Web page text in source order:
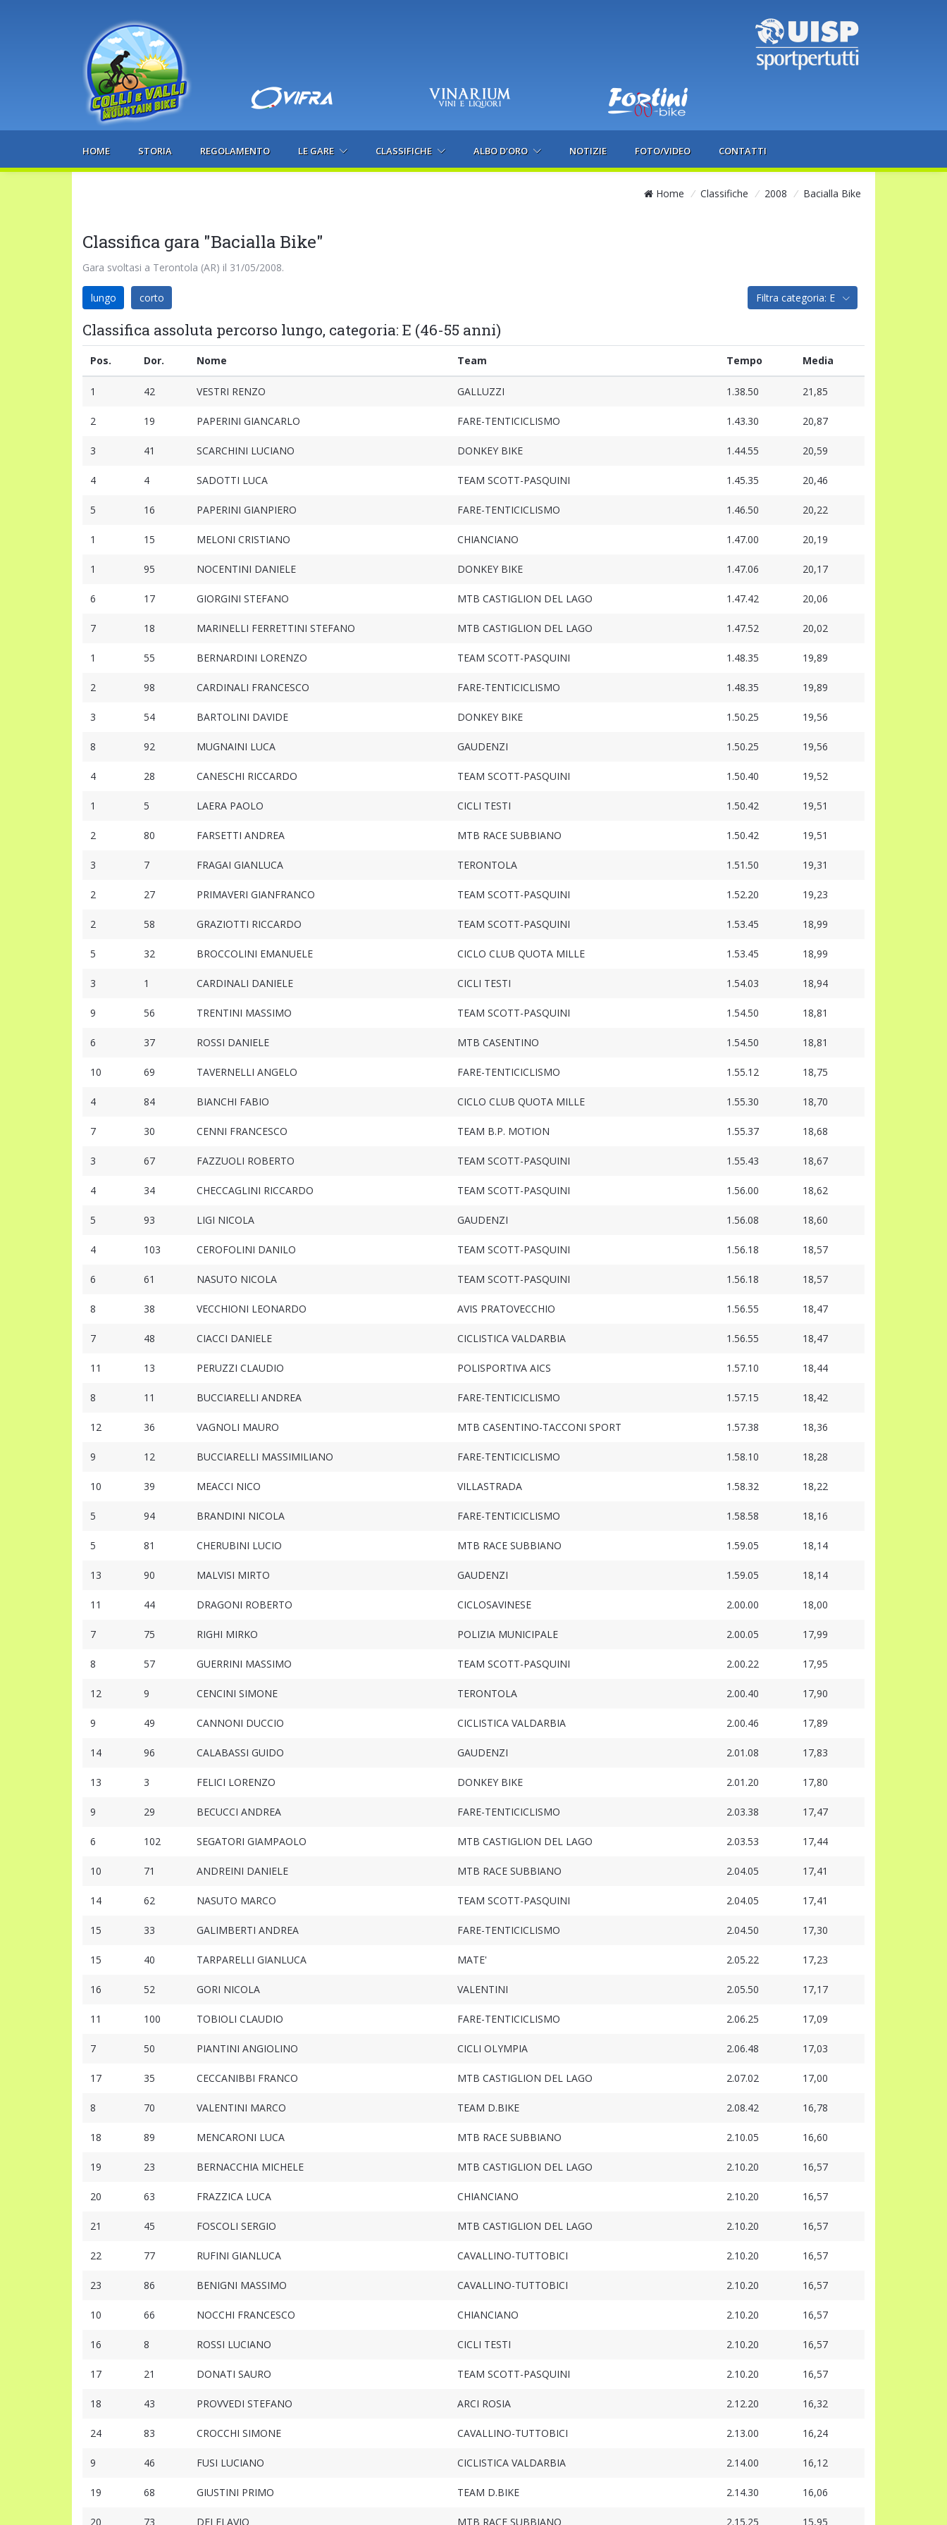
HOME STORIA REGOLAMENTO LE GARE CLASSIFICHE ALBO D'ORO NOTIZIE FOTO/VIDEO CONTATTI
Home / Classifiche / 2008 / Bacialla Bike
Classifica gara "Bacialla Bike"
Gara svoltasi a Terontola (AR) il 31/05/2008.
lungo corto Filtra categoria: E
Classifica assoluta percorso lungo, categoria: E (46-55 anni)
Pos. Dor. Nome Team Tempo Media
1 42 VESTRI RENZO GALLUZZI 1.38.50 21,85
2 19 PAPERINI GIANCARLO FARE-TENTICICLISMO 1.43.30 20,87
3 41 SCARCHINI LUCIANO DONKEY BIKE 1.44.55 20,59
4 4 SADOTTI LUCA TEAM SCOTT-PASQUINI 1.45.35 20,46
5 16 PAPERINI GIANPIERO FARE-TENTICICLISMO 1.46.50 20,22
1 15 MELONI CRISTIANO CHIANCIANO 1.47.00 20,19
1 95 NOCENTINI DANIELE DONKEY BIKE 1.47.06 20,17
6 17 GIORGINI STEFANO MTB CASTIGLION DEL LAGO 1.47.42 20,06
7 18 MARINELLI FERRETTINI STEFANO MTB CASTIGLION DEL LAGO 1.47.52 20,02
1 55 BERNARDINI LORENZO TEAM SCOTT-PASQUINI 1.48.35 19,89
2 98 CARDINALI FRANCESCO FARE-TENTICICLISMO 1.48.35 19,89
3 54 BARTOLINI DAVIDE DONKEY BIKE 1.50.25 19,56
8 92 MUGNAINI LUCA GAUDENZI 1.50.25 19,56
4 28 CANESCHI RICCARDO TEAM SCOTT-PASQUINI 1.50.40 19,52
1 5 LAERA PAOLO CICLI TESTI 1.50.42 19,51
2 80 FARSETTI ANDREA MTB RACE SUBBIANO 1.50.42 19,51
3 7 FRAGAI GIANLUCA TERONTOLA 1.51.50 19,31
2 27 PRIMAVERI GIANFRANCO TEAM SCOTT-PASQUINI 1.52.20 19,23
2 58 GRAZIOTTI RICCARDO TEAM SCOTT-PASQUINI 1.53.45 18,99
5 32 BROCCOLINI EMANUELE CICLO CLUB QUOTA MILLE 1.53.45 18,99
3 1 CARDINALI DANIELE CICLI TESTI 1.54.03 18,94
9 56 TRENTINI MASSIMO TEAM SCOTT-PASQUINI 1.54.50 18,81
6 37 ROSSI DANIELE MTB CASENTINO 1.54.50 18,81
10 69 TAVERNELLI ANGELO FARE-TENTICICLISMO 1.55.12 18,75
4 84 BIANCHI FABIO CICLO CLUB QUOTA MILLE 1.55.30 18,70
7 30 CENNI FRANCESCO TEAM B.P. MOTION 1.55.37 18,68
3 67 FAZZUOLI ROBERTO TEAM SCOTT-PASQUINI 1.55.43 18,67
4 34 CHECCAGLINI RICCARDO TEAM SCOTT-PASQUINI 1.56.00 18,62
5 93 LIGI NICOLA GAUDENZI 1.56.08 18,60
4 103 CEROFOLINI DANILO TEAM SCOTT-PASQUINI 1.56.18 18,57
6 61 NASUTO NICOLA TEAM SCOTT-PASQUINI 1.56.18 18,57
8 38 VECCHIONI LEONARDO AVIS PRATOVECCHIO 1.56.55 18,47
7 48 CIACCI DANIELE CICLISTICA VALDARBIA 1.56.55 18,47
11 13 PERUZZI CLAUDIO POLISPORTIVA AICS 1.57.10 18,44
8 11 BUCCIARELLI ANDREA FARE-TENTICICLISMO 1.57.15 18,42
12 36 VAGNOLI MAURO MTB CASENTINO-TACCONI SPORT 1.57.38 18,36
9 12 BUCCIARELLI MASSIMILIANO FARE-TENTICICLISMO 1.58.10 18,28
10 39 MEACCI NICO VILLASTRADA 1.58.32 18,22
5 94 BRANDINI NICOLA FARE-TENTICICLISMO 1.58.58 18,16
5 81 CHERUBINI LUCIO MTB RACE SUBBIANO 1.59.05 18,14
13 90 MALVISI MIRTO GAUDENZI 1.59.05 18,14
11 44 DRAGONI ROBERTO CICLOSAVINESE 2.00.00 18,00
7 75 RIGHI MIRKO POLIZIA MUNICIPALE 2.00.05 17,99
8 57 GUERRINI MASSIMO TEAM SCOTT-PASQUINI 2.00.22 17,95
12 9 CENCINI SIMONE TERONTOLA 2.00.40 17,90
9 49 CANNONI DUCCIO CICLISTICA VALDARBIA 2.00.46 17,89
14 96 CALABASSI GUIDO GAUDENZI 2.01.08 17,83
13 3 FELICI LORENZO DONKEY BIKE 2.01.20 17,80
9 29 BECUCCI ANDREA FARE-TENTICICLISMO 2.03.38 17,47
6 102 SEGATORI GIAMPAOLO MTB CASTIGLION DEL LAGO 2.03.53 17,44
10 71 ANDREINI DANIELE MTB RACE SUBBIANO 2.04.05 17,41
14 62 NASUTO MARCO TEAM SCOTT-PASQUINI 2.04.05 17,41
15 33 GALIMBERTI ANDREA FARE-TENTICICLISMO 2.04.50 17,30
15 40 TARPARELLI GIANLUCA MATE' 2.05.22 17,23
16 52 GORI NICOLA VALENTINI 2.05.50 17,17
11 100 TOBIOLI CLAUDIO FARE-TENTICICLISMO 2.06.25 17,09
7 50 PIANTINI ANGIOLINO CICLI OLYMPIA 2.06.48 17,03
17 35 CECCANIBBI FRANCO MTB CASTIGLION DEL LAGO 2.07.02 17,00
8 70 VALENTINI MARCO TEAM D.BIKE 2.08.42 16,78
18 89 MENCARONI LUCA MTB RACE SUBBIANO 2.10.05 16,60
19 23 BERNACCHIA MICHELE MTB CASTIGLION DEL LAGO 2.10.20 16,57
20 63 FRAZZICA LUCA CHIANCIANO 2.10.20 16,57
21 45 FOSCOLI SERGIO MTB CASTIGLION DEL LAGO 2.10.20 16,57
22 77 RUFINI GIANLUCA CAVALLINO-TUTTOBICI 2.10.20 16,57
23 86 BENIGNI MASSIMO CAVALLINO-TUTTOBICI 2.10.20 16,57
10 66 NOCCHI FRANCESCO CHIANCIANO 2.10.20 16,57
16 8 ROSSI LUCIANO CICLI TESTI 2.10.20 16,57
17 21 DONATI SAURO TEAM SCOTT-PASQUINI 2.10.20 16,57
18 43 PROVVEDI STEFANO ARCI ROSIA 2.12.20 16,32
24 83 CROCCHI SIMONE CAVALLINO-TUTTOBICI 2.13.00 16,24
9 46 FUSI LUCIANO CICLISTICA VALDARBIA 2.14.00 16,12
19 68 GIUSTINI PRIMO TEAM D.BIKE 2.14.30 16,06
20 73 DEI FLAVIO MTB RACE SUBBIANO 2.15.25 15,95